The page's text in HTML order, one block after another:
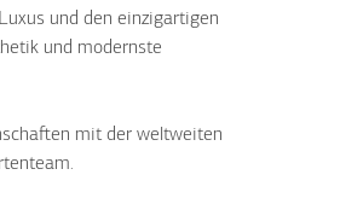
und den einzigartigen
und modernste
mit der weltweiten